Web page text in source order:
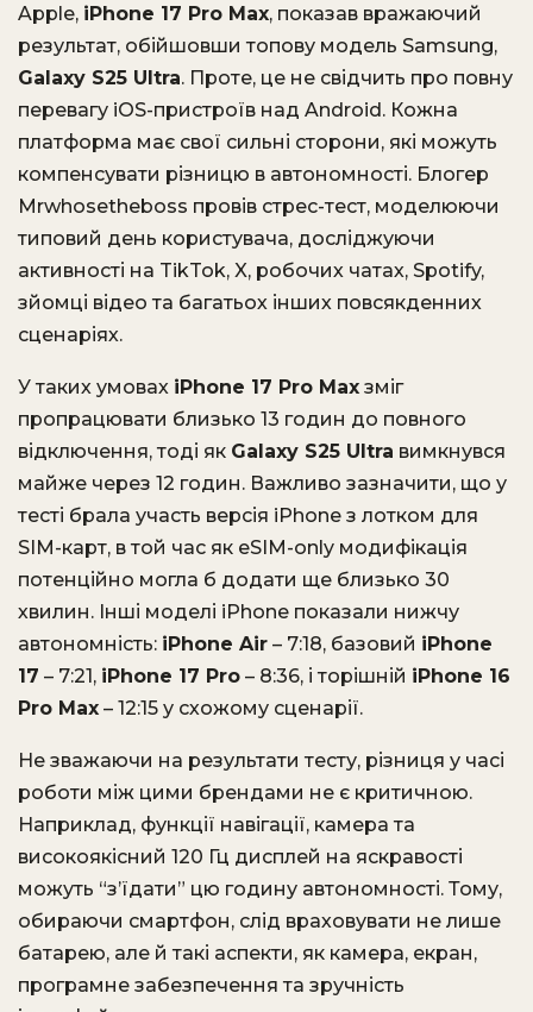
Apple, iPhone 17 Pro Max, показав вражаючий
результат, обійшовши топову модель Samsung,
Galaxy S25 Ultra. Проте, це не свідчить про повну
перевагу iOS-пристроїв над Android. Кожна
платформа має свої сильні сторони, які можуть
компенсувати різницю в автономності. Блогер
Mrwhosetheboss провів стрес-тест, моделюючи
типовий день користувача, досліджуючи
активності на TikTok, X, робочих чатах, Spotify,
зйомці відео та багатьох інших повсякденних
сценаріях.
У таких умовах iPhone 17 Pro Max зміг
пропрацювати близько 13 годин до повного
відключення, тоді як Galaxy S25 Ultra вимкнувся
майже через 12 годин. Важливо зазначити, що у
тесті брала участь версія iPhone з лотком для
SIM-карт, в той час як eSIM-only модифікація
потенційно могла б додати ще близько 30
хвилин. Інші моделі iPhone показали нижчу
автономність: iPhone Air – 7:18, базовий iPhone
17 – 7:21, iPhone 17 Pro – 8:36, і торішній iPhone 16
Pro Max – 12:15 у схожому сценарії.
Не зважаючи на результати тесту, різниця у часі
роботи між цими брендами не є критичною.
Наприклад, функції навігації, камера та
високоякісний 120 Гц дисплей на яскравості
можуть “з’їдати” цю годину автономності. Тому,
обираючи смартфон, слід враховувати не лише
батарею, але й такі аспекти, як камера, екран,
програмне забезпечення та зручність